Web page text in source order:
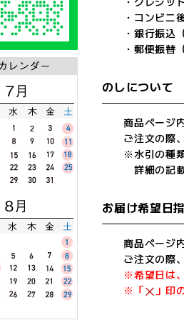
・コンビニ
・銀行振込
・郵便振替
のしについて
商品ページ
ご注文の際
※水引の種
詳細の記
お届け希望日
商品ページ
ご注文の際
※希望日は
※「
」印